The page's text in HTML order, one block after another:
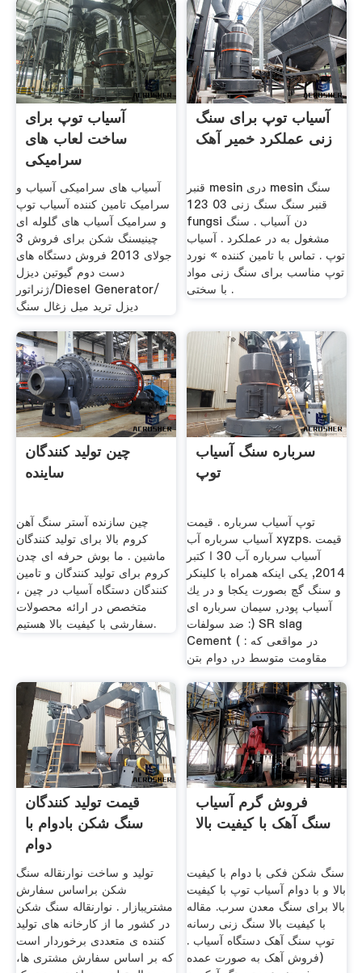
آسیاب توپ برای
ساخت لعاب های
سرامیکی
آسیاب های سرامیکی آسیاب و
سرامیک تامین کننده آسیاب توپ
و سرامیک آسیاب های گلوله ای
چینیسنگ شکن برای فروش 3
جولای 2013 فروش دستگاه های
دست دوم گیوتین دیزل
ژنراتور/Diesel Generator/
دیزل ترید میل زغال سنگ
آسیاب توپ برای سنگ
زنی عملکرد خمیر آهک
قنبر mesin دری mesin سنگ
قنبر سنگ سنگ زنی 03 123
fungsi دن آسیاب . سنگ
مشغول به در عملکرد . آسیاب
توپ . تماس با تامین کننده » نورد
توپ مناسب برای سنگ زنی مواد
با سختی .
چین تولید کنندگان
ساینده
چین سازنده آستر سنگ آهن
کروم بالا برای تولید کنندگان
ماشین . ما بوش حرفه ای چدن
کروم برای تولید کنندگان و تامین
کنندگان دستگاه آسیاب در چین ،
متخصص در ارائه محصولات
سفارشی با کیفیت بالا هستیم.
سرباره سنگ آسیاب
توپ
توپ آسیاب سرباره . قیمت
آسیاب سرباره آب xyzps. قیمت
آسیاب سرباره آب 30 ا کتبر
2014, یکی اینکه همراه با کلینکر
و سنگ گچ بصورت یکجا و در یك
آسیاب پودر, سیمان سرباره ای
ضد سولفات :) SR slag
Cement ( : در مواقعی که
مقاومت متوسط در, دوام بتن
قیمت تولید کنندگان
سنگ شکن بادوام با
دوام
تولید و ساخت نوارنقاله سنگ
شکن براساس سفارش
مشتریبازار . نوارنقاله سنگ شکن
در کشور ما از کارخانه های تولید
کننده ی متعددی برخوردار است
که بر اساس سفارش مشتری ها،
فروش گرم آسیاب
سنگ آهک با کیفیت بالا
سنگ شکن فکی با دوام با کیفیت
بالا و با دوام آسیاب توپ با کیفیت
بالا برای سنگ معدن سرب. مقاله
با کیفیت بالا سنگ زنی رسانه
توپ سنگ آهک دستگاه آسیاب .
(فروش آهک به صورت عمده